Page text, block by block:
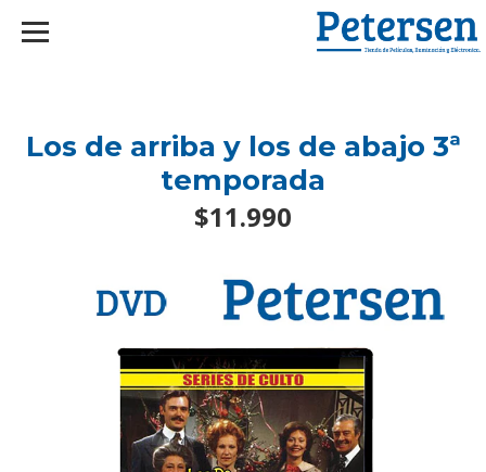
Los de arriba y los de abajo 3ª
temporada
$11.990